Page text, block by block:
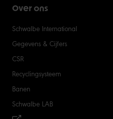
Over ons
Schwalbe International
Gegevens & Cijfers
CSR
Recyclingsysteem
Banen
Schwalbe LAB